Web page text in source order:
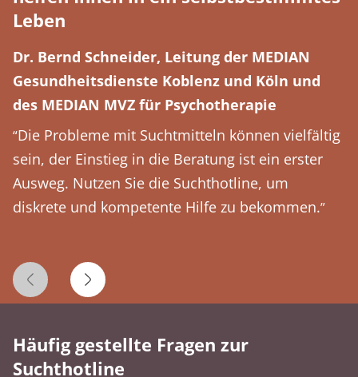
Leben
Dr. Bernd Schneider, Leitung der MEDIAN
Gesundheitsdienste Koblenz und Köln und
des MEDIAN MVZ für Psychotherapie
“Die Probleme mit Suchtmitteln können vielfältig
sein, der Einstieg in die Beratung ist ein erster
Ausweg. Nutzen Sie die Suchthotline, um
diskrete und kompetente Hilfe zu bekommen.”
Vorheriges ZitatNächstes Zitat
Häufig gestellte Fragen zur
Suchthotline